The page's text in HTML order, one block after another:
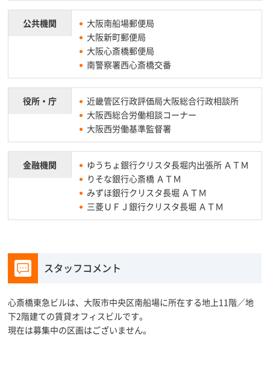
公共機関
大阪南船場郵便局
大阪新町郵便局
大阪心斎橋郵便局
南警察署西心斎橋交番
役所・庁
近畿管区行政評価局大阪総合行政相談所
大阪西総合労働相談コーナー
大阪西労働基準監督署
金融機関
ゆうちょ銀行クリスタ長堀内出張所 ＡＴＭ
りそな銀行心斎橋 ＡＴＭ
みずほ銀行クリスタ長堀 ＡＴＭ
三菱ＵＦＪ銀行クリスタ長堀 ＡＴＭ
スタッフコメント
心斎橋東急ビルは、大阪市中央区南船場に所在する地上11階／地
下2階建ての賃貸オフィスビルです。
現在は募集中の区画はございません。